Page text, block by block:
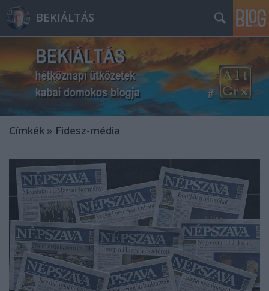
BEKIÁLTÁS
Címkék » Fidesz-média